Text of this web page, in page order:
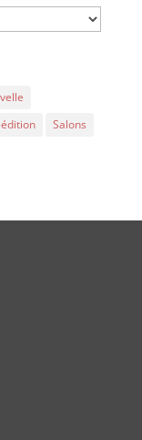
Salons